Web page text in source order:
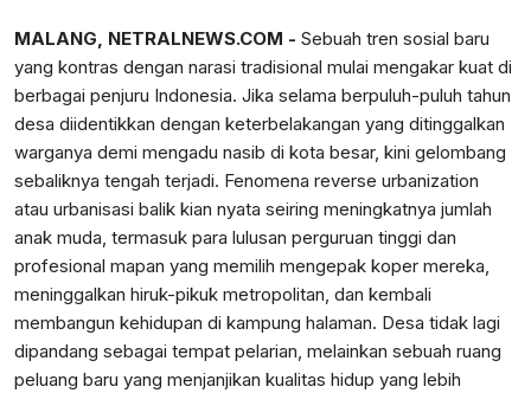
MALANG, NETRALNEWS.COM - Sebuah tren sosial baru
yang kontras dengan narasi tradisional mulai mengakar kuat di
berbagai penjuru Indonesia. Jika selama berpuluh-puluh tahun
desa diidentikkan dengan keterbelakangan yang ditinggalkan
warganya demi mengadu nasib di kota besar, kini gelombang
sebaliknya tengah terjadi. Fenomena reverse urbanization
atau urbanisasi balik kian nyata seiring meningkatnya jumlah
anak muda, termasuk para lulusan perguruan tinggi dan
profesional mapan yang memilih mengepak koper mereka,
meninggalkan hiruk-pikuk metropolitan, dan kembali
membangun kehidupan di kampung halaman. Desa tidak lagi
dipandang sebagai tempat pelarian, melainkan sebuah ruang
peluang baru yang menjanjikan kualitas hidup yang lebih